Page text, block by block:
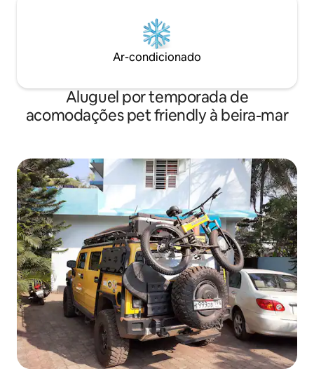
Ar-condicionado
Aluguel por temporada de
acomodações pet friendly à beira-mar